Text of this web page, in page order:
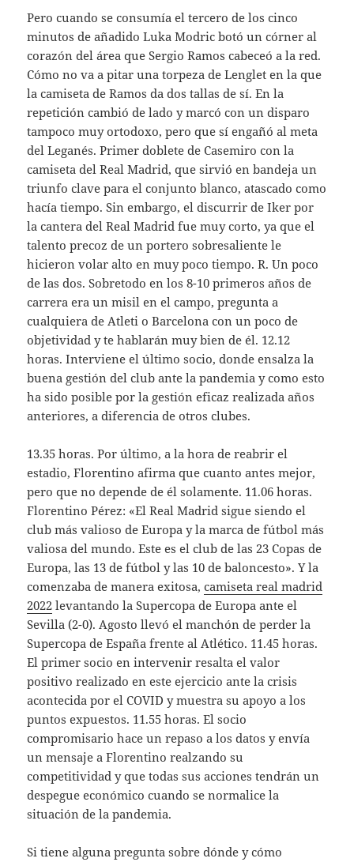
Pero cuando se consumía el tercero de los cinco
minutos de añadido Luka Modric botó un córner al
corazón del área que Sergio Ramos cabeceó a la red.
Cómo no va a pitar una torpeza de Lenglet en la que
la camiseta de Ramos da dos tallas de sí. En la
repetición cambió de lado y marcó con un disparo
tampoco muy ortodoxo, pero que sí engañó al meta
del Leganés. Primer doblete de Casemiro con la
camiseta del Real Madrid, que sirvió en bandeja un
triunfo clave para el conjunto blanco, atascado como
hacía tiempo. Sin embargo, el discurrir de Iker por
la cantera del Real Madrid fue muy corto, ya que el
talento precoz de un portero sobresaliente le
hicieron volar alto en muy poco tiempo. R. Un poco
de las dos. Sobretodo en los 8-10 primeros años de
carrera era un misil en el campo, pregunta a
cualquiera de Atleti o Barcelona con un poco de
objetividad y te hablarán muy bien de él. 12.12
horas. Interviene el último socio, donde ensalza la
buena gestión del club ante la pandemia y como esto
ha sido posible por la gestión eficaz realizada años
anteriores, a diferencia de otros clubes.
13.35 horas. Por último, a la hora de reabrir el
estadio, Florentino afirma que cuanto antes mejor,
pero que no depende de él solamente. 11.06 horas.
Florentino Pérez: «El Real Madrid sigue siendo el
club más valioso de Europa y la marca de fútbol más
valiosa del mundo. Este es el club de las 23 Copas de
Europa, las 13 de fútbol y las 10 de baloncesto». Y la
comenzaba de manera exitosa,camiseta real madrid
2022 levantando la Supercopa de Europa ante el
Sevilla (2-0). Agosto llevó el manchón de perder la
Supercopa de España frente al Atlético. 11.45 horas.
El primer socio en intervenir resalta el valor
positivo realizado en este ejercicio ante la crisis
acontecida por el COVID y muestra su apoyo a los
puntos expuestos. 11.55 horas. El socio
compromisario hace un repaso a los datos y envía
un mensaje a Florentino realzando su
competitividad y que todas sus acciones tendrán un
despegue económico cuando se normalice la
situación de la pandemia.
Si tiene alguna pregunta sobre dónde y cómo